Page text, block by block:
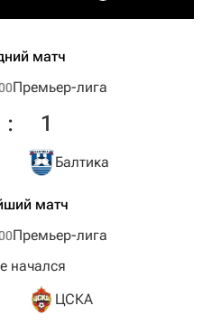
матч
Премьер-лига
: 1
Балтика
матч
Премьер-лига
начался
ЦСКА